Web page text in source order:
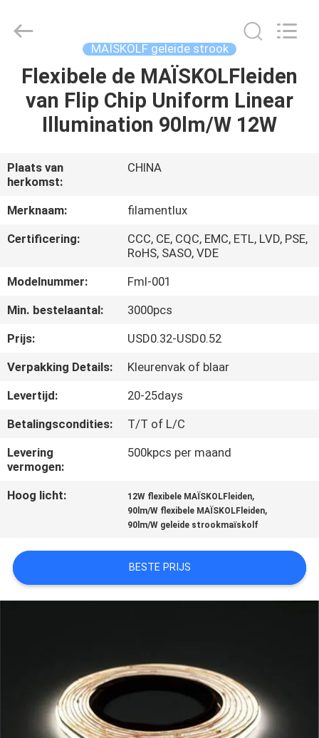
HUIS
PRODUCTEN
ONGEVEER
ONS
FABRIEKSREIS
KWALITEITSCONTROLE
CONTACTEER
ONS
VERZOEK
OM EEN
CITAAT
SITEMAP
POLICY
Technology
Reserved.
MAÏSKOLF geleide strook
Flexibele de MAÏSKOLFleiden
van Flip Chip Uniform Linear
Illumination 90lm/W 12W
Plaats van
herkomst:
CHINA
Merknaam:
filamentlux
Certificering:
CCC, CE, CQC, EMC, ETL, LVD, PSE,
RoHS, SASO, VDE
Modelnummer:
Fml-001
Min. bestelaantal:
3000pcs
Prijs:
USD0.32-USD0.52
Verpakking Details:
Kleurenvak of blaar
Levertijd:
20-25days
Betalingscondities:
T/T of L/C
Levering
vermogen:
500kpcs per maand
Hoog licht: 12W flexibele MAÏSKOLFleiden,
90lm/W flexibele MAÏSKOLFleiden,
90lm/W geleide strookmaïskolf
BESTE PRIJS